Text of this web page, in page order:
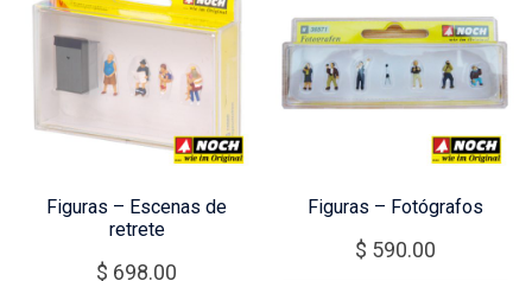
Figuras – Escenas de
retrete
$ 698.00
Figuras – Fotógrafos
$ 590.00